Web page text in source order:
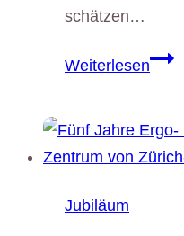
schätzen…
WeiterlesenWir
allen
eine
Jubiläum